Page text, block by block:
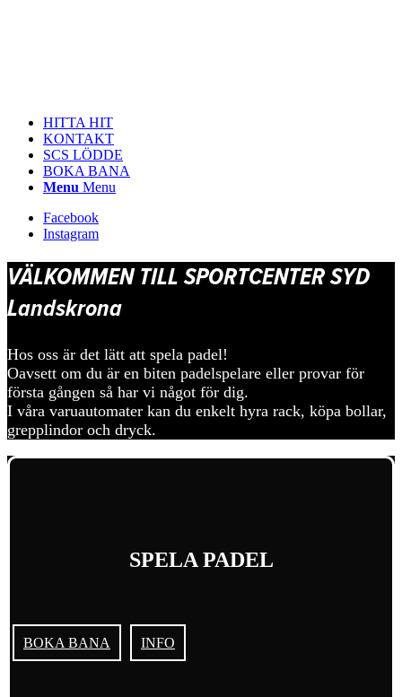
HITTA HIT
KONTAKT
SCS LÖDDE
BOKA BANA
Menu Menu
Facebook
Instagram
VÄLKOMMEN TILL SPORTCENTER SYD
Landskrona
Hos oss är det lätt att spela padel!
Oavsett om du är en biten padelspelare eller provar för
första gången så har vi något för dig.
I våra varuautomater kan du enkelt hyra rack, köpa bollar,
grepplindor och dryck.
SPELA PADEL
BOKA BANA INFO